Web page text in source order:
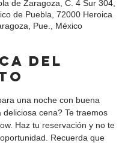
de Zaragoza, C. 4 Sur 304,
de Puebla, 72000 Heroica
Pue., México
del
una noche con buena
deliciosa cena? Te traemos
Haz tu reservación y no te
Recuerda que